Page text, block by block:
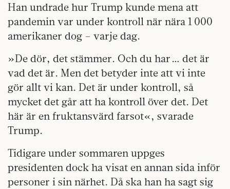
Han undrade hur Trump kunde mena att
pandemin var under kontroll när nära 1 000
amerikaner dog – varje dag.
»De dör, det stämmer. Och du har … det är
vad det är. Men det betyder inte att vi inte
gör allt vi kan. Det är under kontroll, så
mycket det går att ha kontroll över det. Det
här är en fruktansvärd farsot«, svarade
Trump.
Tidigare under sommaren uppges
presidenten dock ha visat en annan sida inför
personer i sin närhet. Då ska han ha sagt sig